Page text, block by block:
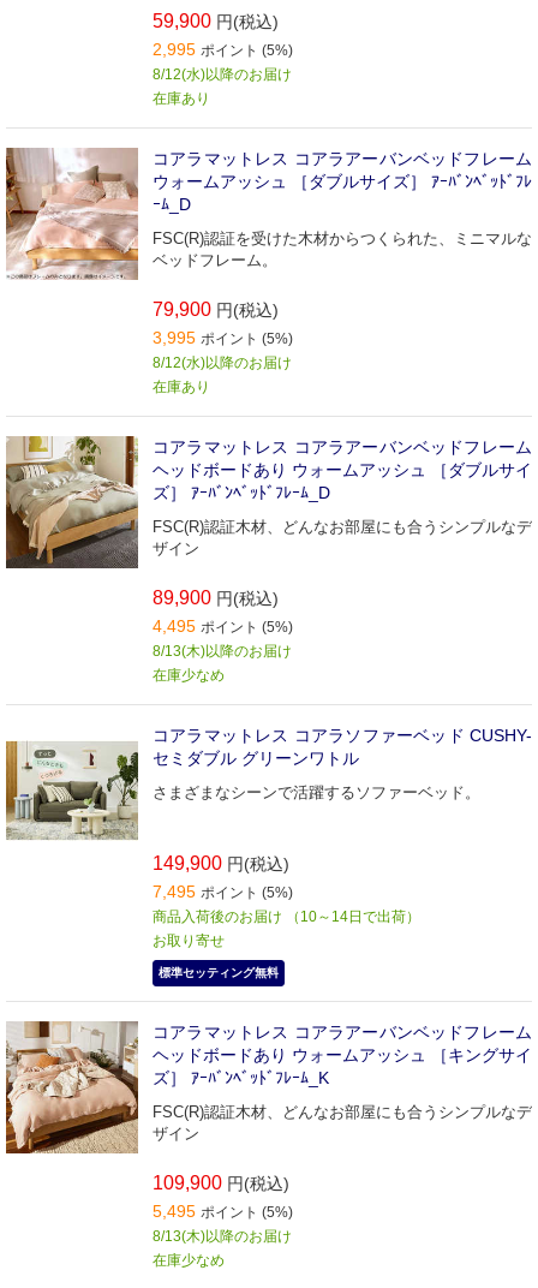
59,900 円(税込)
2,995 ポイント (5%)
8/12(水)以降のお届け
在庫あり
コアラマットレス コアラアーバンベッドフレーム
ウォームアッシュ ［ダブルサイズ］ ｱｰﾊﾞﾝﾍﾞｯﾄﾞﾌﾚ
ｰﾑ_D
FSC(R)認証を受けた木材からつくられた、ミニマルな
ベッドフレーム。
79,900 円(税込)
3,995 ポイント (5%)
8/12(水)以降のお届け
在庫あり
コアラマットレス コアラアーバンベッドフレーム
ヘッドボードあり ウォームアッシュ ［ダブルサイ
ズ］ ｱｰﾊﾞﾝﾍﾞｯﾄﾞﾌﾚｰﾑ_D
FSC(R)認証木材、どんなお部屋にも合うシンプルなデ
ザイン
89,900 円(税込)
4,495 ポイント (5%)
8/13(木)以降のお届け
在庫少なめ
コアラマットレス コアラソファーベッド CUSHY-
セミダブル グリーンワトル
さまざまなシーンで活躍するソファーベッド。
149,900 円(税込)
7,495 ポイント (5%)
商品入荷後のお届け （10～14日で出荷）
お取り寄せ
標準セッティング無料
コアラマットレス コアラアーバンベッドフレーム
ヘッドボードあり ウォームアッシュ ［キングサイ
ズ］ ｱｰﾊﾞﾝﾍﾞｯﾄﾞﾌﾚｰﾑ_K
FSC(R)認証木材、どんなお部屋にも合うシンプルなデ
ザイン
109,900 円(税込)
5,495 ポイント (5%)
8/13(木)以降のお届け
在庫少なめ